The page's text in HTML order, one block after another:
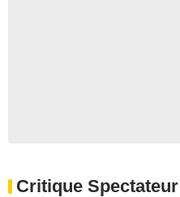
Critique Spectateur